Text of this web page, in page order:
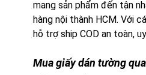
mang sản phẩm đến tận
hàng nội thành HCM. Với
hỗ trợ ship COD an toàn,
Mua giấy dán tường